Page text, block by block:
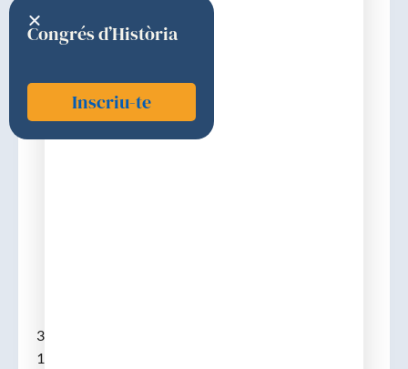
31-05-1953. (Gavà, 30-04-1910 – Barcelona, 08-06-
1973). Llicenciat en farmàcia el 1930, doctorat el
Congrés d’Història
Inscriu-te